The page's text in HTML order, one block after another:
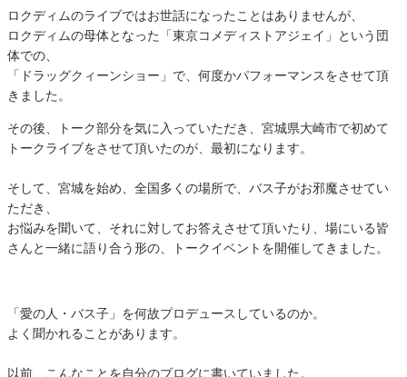
ロクディムのライブではお世話になったことはありませんが、
ロクディムの母体となった「東京コメディストアジェイ」という団
体での、
「ドラッグクィーンショー」で、何度かパフォーマンスをさせて頂
きました。
その後、トーク部分を気に入っていただき、宮城県大崎市で初めて
トークライブをさせて頂いたのが、最初になります。
そして、宮城を始め、全国多くの場所で、バス子がお邪魔させてい
ただき、
お悩みを聞いて、それに対してお答えさせて頂いたり、場にいる皆
さんと一緒に語り合う形の、トークイベントを開催してきました。
「愛の人・バス子」を何故プロデュースしているのか。
よく聞かれることがあります。
以前、こんなことを自分のブログに書いていました。